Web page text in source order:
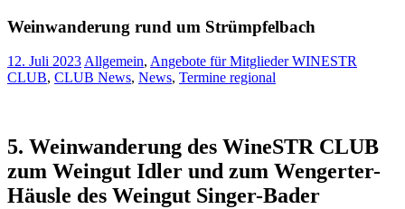
Weinwanderung rund um Strümpfelbach
12. Juli 2023Allgemein, Angebote für Mitglieder WINESTR
CLUB, CLUB News, News, Termine regional
5. Weinwanderung des WineSTR CLUB
zum Weingut Idler und zum Wengerter-
Häusle des Weingut Singer-Bader